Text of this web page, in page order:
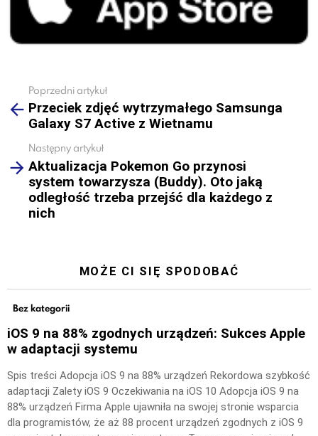
more
Poprzedni artykuł
Przeciek zdjęć wytrzymałego Samsunga
Galaxy S7 Active z Wietnamu
Następny artykuł
Aktualizacja Pokemon Go przynosi
system towarzysza (Buddy). Oto jaką
odległość trzeba przejść dla każdego z
nich
MOŻE CI SIĘ SPODOBAĆ
Bez kategorii
iOS 9 na 88% zgodnych urządzeń: Sukces Apple
w adaptacji systemu
Spis treści Adopcja iOS 9 na 88% urządzeń Rekordowa szybkość
adaptacji Zalety iOS 9 Oczekiwania na iOS 10 Adopcja iOS 9 na
88% urządzeń Firma Apple ujawniła na swojej stronie wsparcia
dla programistów, że aż 88 procent urządzeń zgodnych z iOS 9